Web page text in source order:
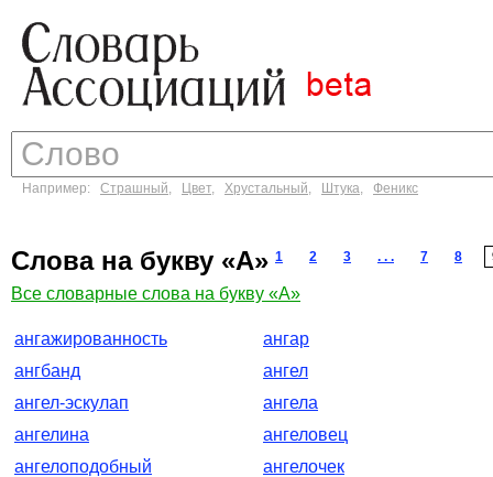
Например: Страшный, Цвет, Хрустальный, Штука, Феникс
Слова на букву «А» 1 2 3 . . . 7 8
Все словарные слова на букву «А»
ангажированность
ангар
ангбанд
ангел
ангел-эскулап
ангела
ангелина
ангеловец
ангелоподобный
ангелочек